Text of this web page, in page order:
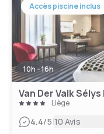
Accès piscine inclus
10h - 16h
Van Der Valk
Liège
4.4/5|10 Avis